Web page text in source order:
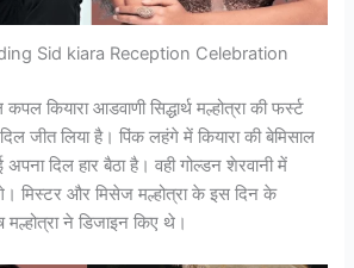
Sid kiara Reception Celebration
कियारा आडवाणी सिद्धार्थ मल्होत्रा की फर्स्ट
जीत लिया है। पिंक लहंगे में कियारा की बेमिसाल
दिल हार बैठा है। वही गोल्डन शेरवानी में
मिस्टर और मिसेज मल्होत्रा के इस दिन के
ने डिजाइन किए थे।